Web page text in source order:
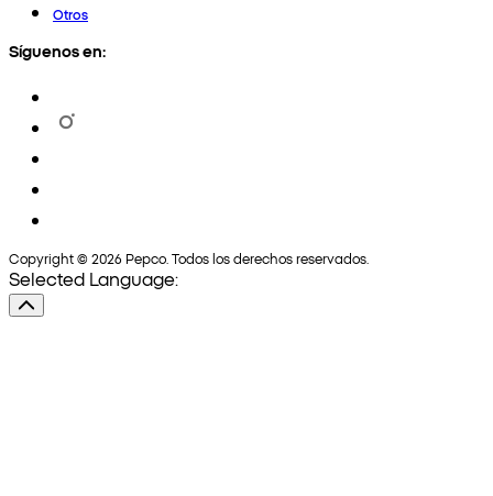
Otros
Síguenos en:
Copyright © 2026 Pepco. Todos los derechos reservados.
Selected Language: